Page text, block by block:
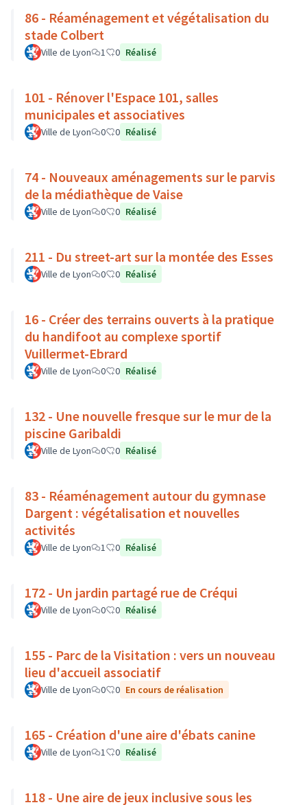
86 - Réaménagement et végétalisation du
stade Colbert
Ville de Lyon 1 0 Réalisé
101 - Rénover l'Espace 101, salles
municipales et associatives
Ville de Lyon 0 0 Réalisé
74 - Nouveaux aménagements sur le parvis
de la médiathèque de Vaise
Ville de Lyon 0 0 Réalisé
211 - Du street-art sur la montée des Esses
Ville de Lyon 0 0 Réalisé
16 - Créer des terrains ouverts à la pratique
du handifoot au complexe sportif
Vuillermet-Ebrard
Ville de Lyon 0 0 Réalisé
132 - Une nouvelle fresque sur le mur de la
piscine Garibaldi
Ville de Lyon 0 0 Réalisé
83 - Réaménagement autour du gymnase
Dargent : végétalisation et nouvelles
activités
Ville de Lyon 1 0 Réalisé
172 - Un jardin partagé rue de Créqui
Ville de Lyon 0 0 Réalisé
155 - Parc de la Visitation : vers un nouveau
lieu d'accueil associatif
Ville de Lyon 0 0 En cours de réalisation
165 - Création d'une aire d'ébats canine
Ville de Lyon 1 0 Réalisé
118 - Une aire de jeux inclusive sous les